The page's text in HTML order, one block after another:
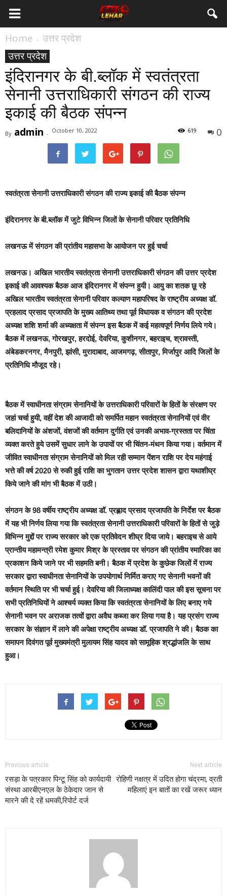
Home
उत्तर प्रदेश
उत्तर प्रदेश
इंदिरानगर के बी.ब्लॉक में स्वतंत्रता
सेनानी उत्तराधिकारी संगठन की राज्य
इकाई की बैठक संपन्न
By admin - October 10, 2022 0
619
स्वतंत्रता सेनानी उत्तराधिकारी संगठन की राज्य इकाई की बैठक संपन्न
इंदिरानगर के बी.ब्लॉक में जुटे विभिन्न जिलों के सेनानी परिवार प्रतिनिधि
लखनऊ में संगठन की प्रांतीय महासभा के आयोजन पर हुई चर्चा
लखनऊ। अखिल भारतीय स्वतंत्रता सेनानी उत्तराधिकारी संगठन की उत्तर प्रदेश
इकाई की आवश्यक बैठक आज इंदिरानगर में संपन्न हुयी। आयु का शतक छू रहे
अखिल भारतीय स्वतंत्रता सेनानी परिवार कल्याण महापरिषद के राष्ट्रीय अध्यक्ष डॉ.
प्रहलाद प्रसाद प्रजापति के मुख्य आतिथ्य तथा पूर्व विधायक व संगठन की प्रदेश
अध्यक्ष शशि शर्मा की अध्यक्षता में संपन्न इस बैठक में कई महत्वपूर्ण निर्णय लिये गये।
बैठक में लखनऊ, गोरखपुर, हरदोई, देवरिया, कुशीनगर, बहराइच, श्रावस्ती,
अंबेडकरनगर, मैनपुरी, झांसी, मुरादाबाद, आजमगढ़, सीतापुर, मिर्जापुर आदि जिलों के
प्रतिनिधि मौजूद रहे।
बैठक में स्वाधीनता संग्राम सेनानियों के उत्तराधिकारी परिवारों के हितों के संरक्षण पर
जहां चर्चा हुयी, वहीं देश की आजादी को समर्पित महान स्वतंत्रता सेनानियों एवं वीर
बलिदानियों के अंशजों, वंशजों की वर्तमान दुर्गति एवं उनकी अभाव-ग्रस्तता पर चिंता
व्यक्त करते हुये उसमें सुधार लाने के उपायों पर भी चिंतन-मंथन किया गया। वर्तमान में
जीवित स्वाधीनता संग्राम सेनानियों को मिल रही सम्मान पेंशन राशि पर देय महंगाई
भत्ते की वर्ष 2020 से रुकी हुई राशि का भुगतान उत्तर प्रदेश शासन द्वारा यथाशीघ्र
किये जाने की मांग भी बैठक में उठी।
संगठन के 98 वर्षीय राष्ट्रीय अध्यक्ष डॉ. प्रह्लाद प्रसाद प्रजापति के निर्देश पर बैठक
में यह भी निर्णय लिया गया कि स्वतंत्रता सेनानी उत्तराधिकारी परिवारों के हितों से जुड़े
विभिन्न मुद्दों पर राज्य सरकार को एक प्रतिवेदन शीघ्र दिया जाये। बहराइच से आये
प्रान्तीय महामन्त्री रमेश कुमार मिश्र के प्रस्ताव पर संगठन की प्रांतीय स्मारिका का
प्रकाशन किये जाने पर भी सहमति बनी। बैठक में प्रदेश के कुछेक जिलों में राज्य
सरकार द्वारा स्वाधीनता सेनानियों के उपयोगार्थ निर्मित कराए गए सेनानी भवनों की
वर्तमान स्थिति पर भी चर्चा हुई। देवरिया की जिलाध्यक्ष कालिंदी पाल की इस सूचना पर
सभी प्रतिनिधियों ने आश्चर्य व्यक्त किया कि स्वतंत्रता सेनानियों के लिए बनाए गये
सेनानी भवन पर अराजक तत्वों द्वारा अवैध कब्जा कर लिया गया है। यह प्रसंग राज्य
सरकार के संज्ञान में लाने की अपेक्षा राष्ट्रीय अध्यक्ष डॉ. प्रजापति ने की। बैठक का
समापन दिवंगत पूर्व मुख्यमंत्री मुलायम सिंह यादव को सामूहिक श्रद्धांजलि के साथ
हुआ।
Previous article
रसड़ा के पत्रकार पिन्टू सिंह को कार्यदायी
संस्था आरबीएनएल के ठेकेदार जान से
मारने की दे रहें धमकी,रिपोर्ट दर्ज
Next article
रोहिणी नक्षत्र में उदित होगा चंद्रमा, व्रती
महिलाएं इन बातों का रखें जरूर ध्यान